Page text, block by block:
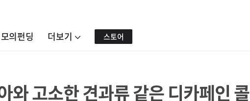
모의펀딩 더보기 스토어
와 고소한 견과류 같은 디카페인 콜